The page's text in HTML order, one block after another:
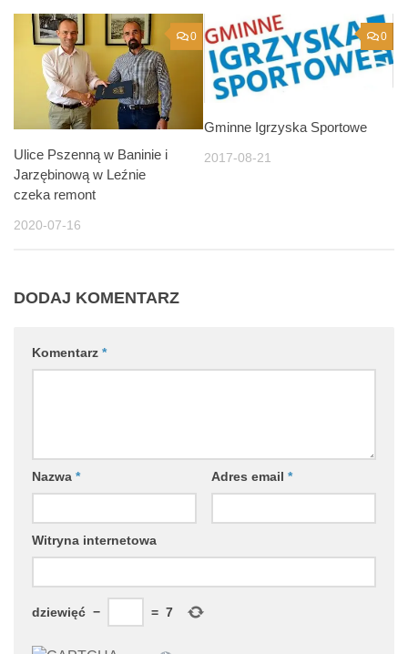
0
Ulice Pszenną w Baninie i
Jarzębinową w Leźnie
czeka remont
2020-07-16
0
Gminne Igrzyska Sportowe
2017-08-21
DODAJ KOMENTARZ
Komentarz *
Nazwa * Adres email *
Witryna internetowa
dziewięć − = 7